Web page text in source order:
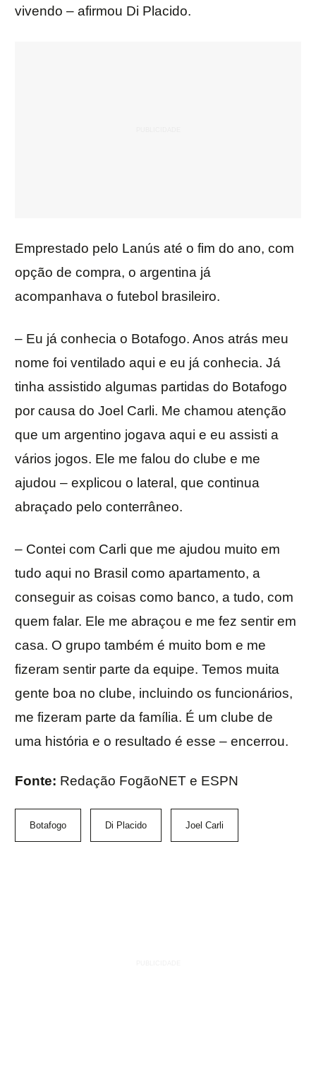
vivendo – afirmou Di Placido.
Emprestado pelo Lanús até o fim do ano, com
opção de compra, o argentina já
acompanhava o futebol brasileiro.
– Eu já conhecia o Botafogo. Anos atrás meu
nome foi ventilado aqui e eu já conhecia. Já
tinha assistido algumas partidas do Botafogo
por causa do Joel Carli. Me chamou atenção
que um argentino jogava aqui e eu assisti a
vários jogos. Ele me falou do clube e me
ajudou – explicou o lateral, que continua
abraçado pelo conterrâneo.
– Contei com Carli que me ajudou muito em
tudo aqui no Brasil como apartamento, a
conseguir as coisas como banco, a tudo, com
quem falar. Ele me abraçou e me fez sentir em
casa. O grupo também é muito bom e me
fizeram sentir parte da equipe. Temos muita
gente boa no clube, incluindo os funcionários,
me fizeram parte da família. É um clube de
uma história e o resultado é esse – encerrou.
Fonte: Redação FogãoNET e ESPN
Botafogo Di Placido Joel Carli